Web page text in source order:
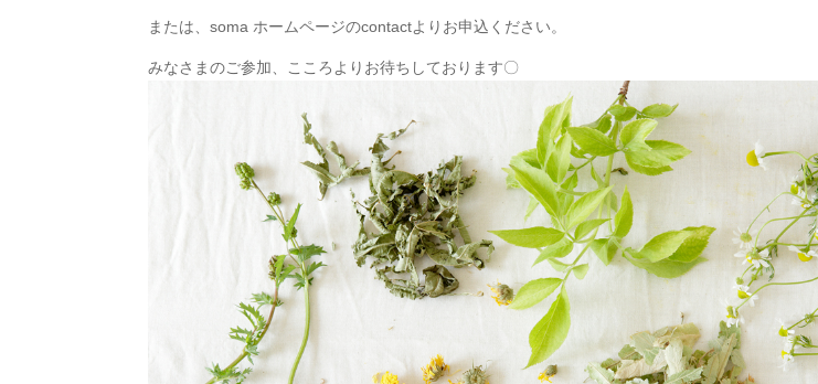
または、soma ホームページのcontactよりお申込ください。
みなさまのご参加、こころよりお待ちしております〇